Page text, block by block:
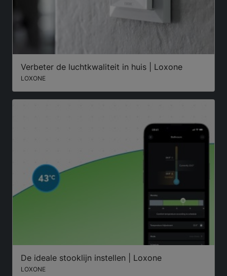
Verbeter de luchtkwaliteit in huis | Loxone
LOXONE
De ideale stooklijn instellen | Loxone
LOXONE